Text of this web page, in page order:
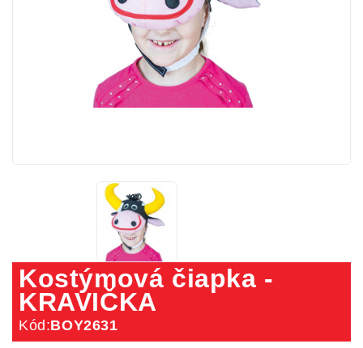
Kostýmová čiapka -
KRAVIČKA
Kód:BOY2631